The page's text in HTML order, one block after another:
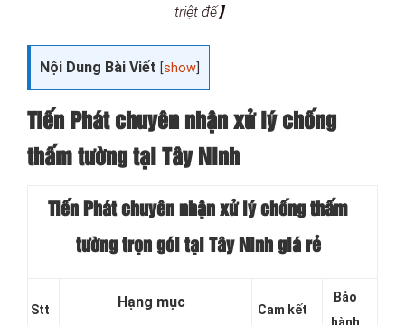
triệt để】
Nội Dung Bài Viết [show
Tiến Phát chuyên nhận xử lý chống
thấm tường tại Tây Ninh
Tiến Phát chuyên nhận xử lý chống thấm
tường trọn gói tại Tây Ninh giá rẻ
Stt Hạng mục Cam kết
Bảo